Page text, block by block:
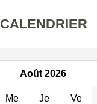
CALENDRIER
Août 2026
Me Je Ve